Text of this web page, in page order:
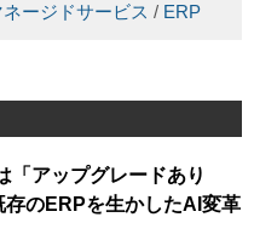
ネージドサービス / ERP
「アップグレードあり
存のERPを生かしたAI変革